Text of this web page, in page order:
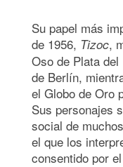
Su papel más
de 1956, Tizoc,
Oso de Plata
de Berlín,
el Globo de Oro
Sus personajes
social de
el que los
consentido por